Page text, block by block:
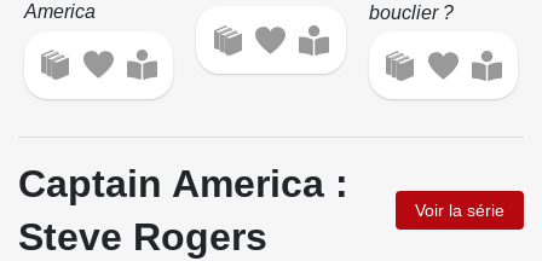
America
bouclier ?
Captain America :
Steve Rogers
Voir la série